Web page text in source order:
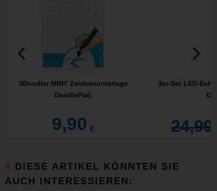
3Doodler MINT Zeichenunterlage
DoodlePad,
9,90 €
3er-Set LED-
24,99
DIESE ARTIKEL KÖNNTEN SIE
AUCH INTERESSIEREN: